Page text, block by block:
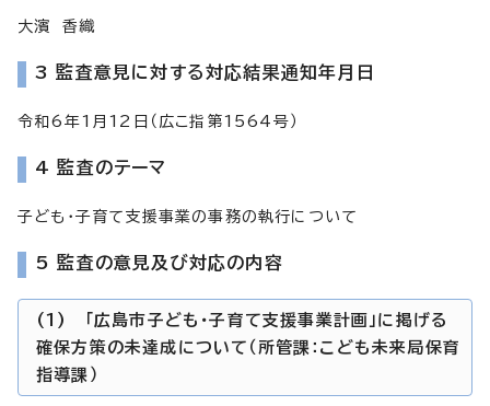
大濱 香織
3 監査意見に対する対応結果通知年月日
令和6年1月12日（広こ指第1564号）
4 監査のテーマ
子ども・子育て支援事業の事務の執行について
5 監査の意見及び対応の内容
(1) 「広島市子ども・子育て支援事業計画」に掲げる
確保方策の未達成について（所管課：こども未来局保育
指導課）